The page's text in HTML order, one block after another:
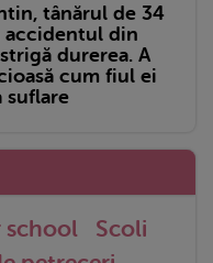
tânărul de 34
din
durerea. A
cum fiul ei
suflare
school
Scoli